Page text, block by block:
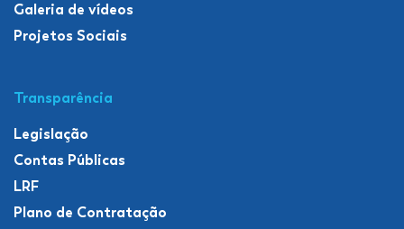
Galeria de vídeos
Projetos Sociais
Transparência
Legislação
Contas Públicas
LRF
Plano de Contratação